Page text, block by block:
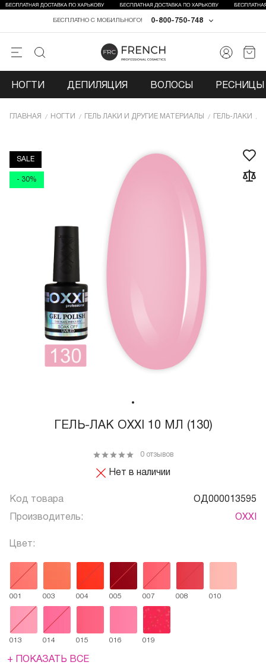
0-800-750-748
БЕСПЛАТНО С МОБИЛЬНОГО!
НОГТИ ДЕПИЛЯЦИЯ ВОЛОСЫ РЕСНИЦЫ
ГЛАВНАЯ НОГТИ ГЕЛЬ ЛАКИ И ДРУГИЕ МАТЕРИАЛЫ ГЕЛЬ-ЛАКИ
SALE
- 30%
ГЕЛЬ-ЛАК OXXI 10 МЛ (130)
Нет в наличии
0 отзывов
Код товара ОД000013595
Производитель: OXXI
Цвет:
001 003 004 005 007 008 010
013 014 015 016 019
+ ПОКАЗАТЬ ВСЕ